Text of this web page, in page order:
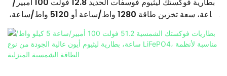
ساعة، سعة تخزين طاقة 1280 واط/ساعة أو 5120 واط/ساعة،
مقاومة للماء والغبار بمعيار IP65، مناسبة لأنظمة الطاقة
الشمسية المنزلية